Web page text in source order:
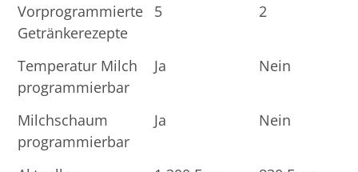
Vorprogrammierte
Getränkerezepte
5 2
Temperatur Milch
programmierbar
Ja Nein
Milchschaum
programmierbar
Ja Nein